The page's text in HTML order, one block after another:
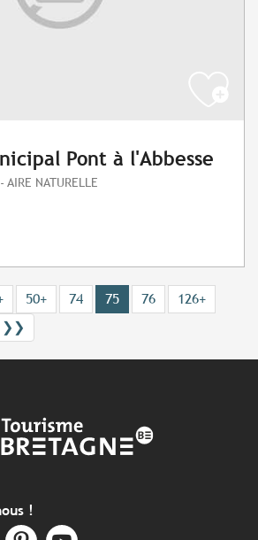
Pont à l'Abbesse
AIRE NATURELLE
50+ 74 75 76
126+
❯❯
!